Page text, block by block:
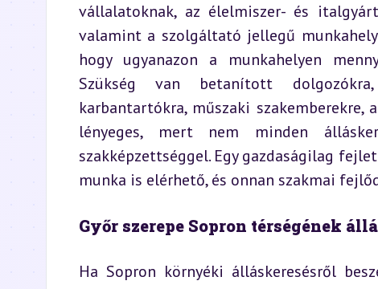
vállalatoknak, az élelmiszer- és
valamint a szolgáltató jellegű
hogy ugyanazon a munkahelyen
Szükség van betanított dolgozókra,
karbantartókra, műszaki
lényeges, mert nem minden
szakképzettséggel. Egy gazdaságilag
munka is elérhető, és onnan szakmai
Győr szerepe Sopron térségének
Ha Sopron környéki álláskeresésről